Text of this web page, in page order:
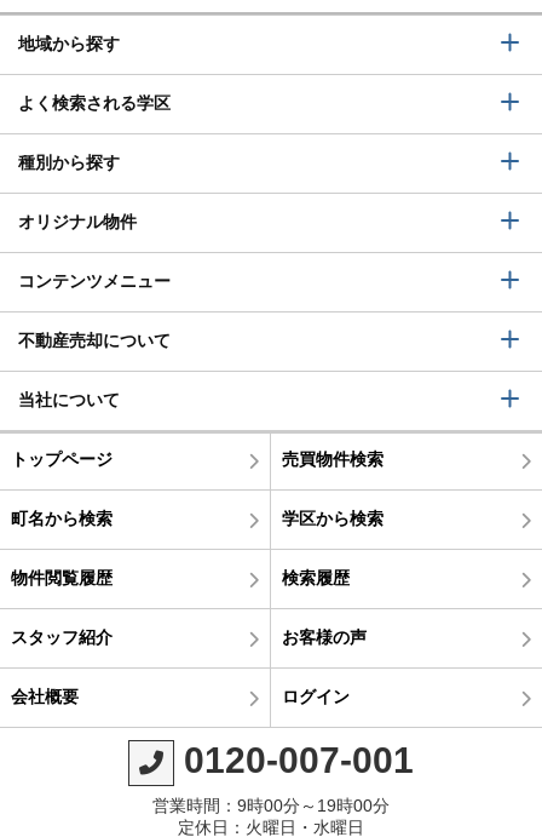
地域から探す
よく検索される学区
種別から探す
オリジナル物件
コンテンツメニュー
不動産売却について
当社について
トップページ 売買物件検索
町名から検索 学区から検索
物件閲覧履歴 検索履歴
スタッフ紹介 お客様の声
会社概要 ログイン
0120-007-001
営業時間：9時00分～19時00分
定休日：火曜日・水曜日